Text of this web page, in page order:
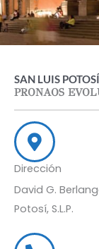
SAN LUIS POTOSÍ
PRONAOS
Dirección
David G.
Potosí, S.L.P.